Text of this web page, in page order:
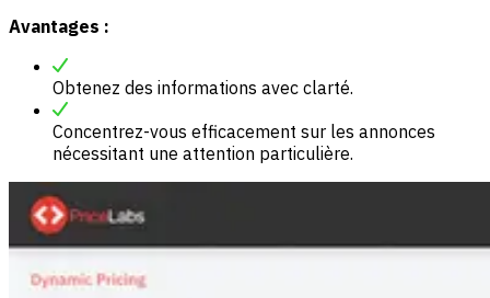
Avantages :
Obtenez des informations avec clarté.
Concentrez-vous efficacement sur les annonces
nécessitant une attention particulière.